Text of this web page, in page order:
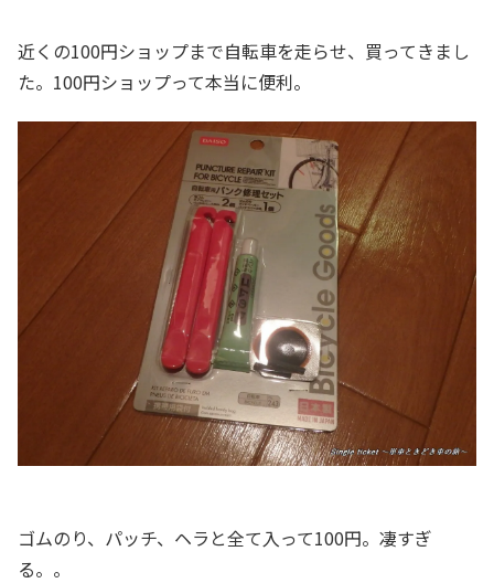
近くの100円ショップまで自転車を走らせ、買ってきまし
た。100円ショップって本当に便利。
ゴムのり、パッチ、ヘラと全て入って100円。凄すぎ
る。。